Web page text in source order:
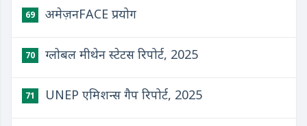
69 अमेज़नFACE प्रयोग
70 ग्लोबल मीथेन स्टेटस रिपोर्ट, 2025
71 UNEP एमिशन्स गैप रिपोर्ट, 2025